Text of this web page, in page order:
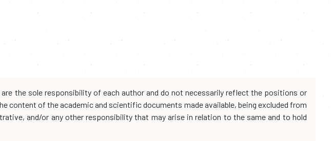
the sole responsibility of each author and do not necessarily reflect the positions or
content of the academic and scientific documents made available, being excluded from
and/or any other responsibility that may arise in relation to the same and to hold